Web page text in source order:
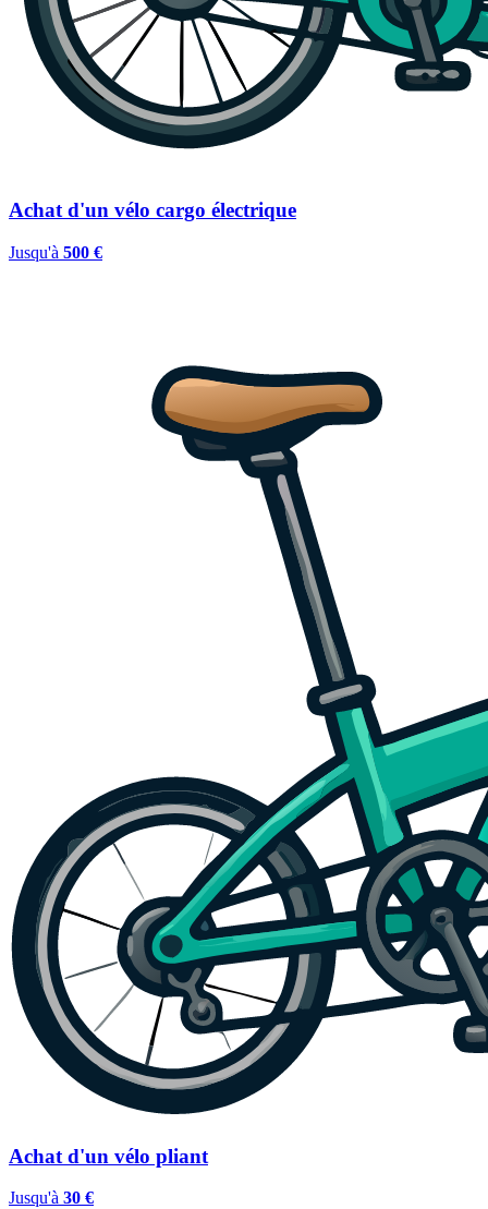
Achat d'un vélo cargo électrique
Jusqu'à 500 €
Achat d'un vélo pliant
Jusqu'à 30 €